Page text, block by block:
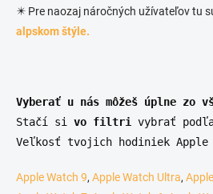
✴️ Pre naozaj náročných užívateľov tu
alpskom štýle.
Vyberať u nás môžeš úplne zo
Stačí si
vo filtri
vybrať
Veľkosť tvojich hodiniek Apple
Apple Watch 9, Apple Watch Ultra,